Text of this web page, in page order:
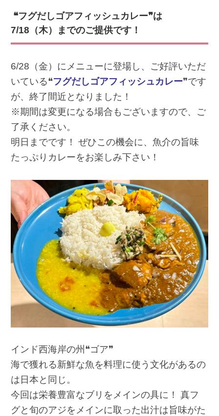
❝フグだしゴアフィッシュカレー❞は
7/18（木）までのご提供です！
6/28（金）にメニューに登場し、ご好評いただ
いている❝フグだしゴアフィッシュカレー❞です
が、終了間近となりました！
※期間は変更になる場合もございますので、ご
了承ください。
明日までです！ ぜひこの機会に、魚介の旨味
たっぷりカレーをお楽しみ下さい！
インド西海岸の州❝ゴア❞
海で獲れる新鮮な魚を料理に使う文化があるの
は日本と同じ。
今回は栄養豊富なブリをメインの具に！ 真フ
グと旬のアジをメインに取った出汁は旨味がた